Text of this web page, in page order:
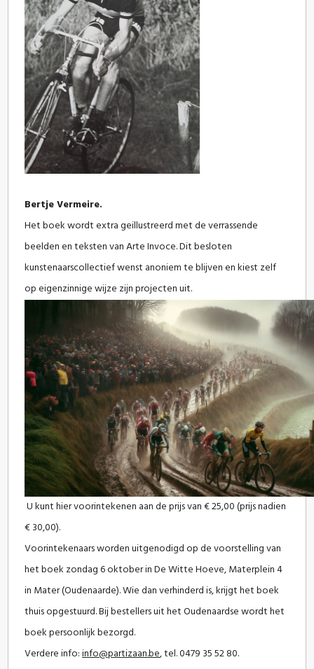
Bertje Vermeire.
Het boek wordt extra geillustreerd met de verrassende
beelden en teksten van Arte Invoce. Dit besloten
kunstenaarscollectief wenst anoniem te blijven en kiest zelf
op eigenzinnige wijze zijn projecten uit.
U kunt hier voorintekenen aan de prijs van € 25,00 (prijs nadien
€ 30,00).
Voorintekenaars worden uitgenodigd op de voorstelling van
het boek zondag 6 oktober in De Witte Hoeve, Materplein 4
in Mater (Oudenaarde). Wie dan verhinderd is, krijgt het boek
thuis opgestuurd. Bij bestellers uit het Oudenaardse wordt het
boek persoonlijk bezorgd.
Verdere info:info@partizaan.be, tel. 0479 35 52 80.